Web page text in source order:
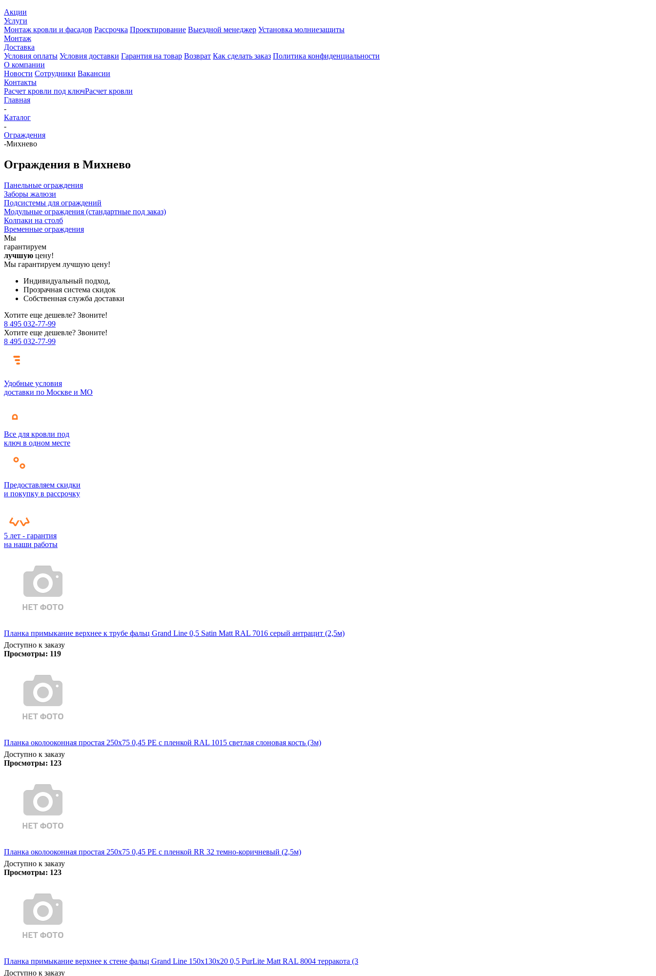
Акции
Услуги
Монтаж кровли и фасадов Рассрочка Проектирование Выездной менеджер Установка молниезащиты
Монтаж
Доставка
Условия оплаты Условия доставки Гарантия на товар Возврат Как сделать заказ Политика конфиденциальности
О компании
Новости Сотрудники Вакансии
Контакты
Расчет кровли под ключРасчет кровли
Главная
-
Каталог
-
Ограждения
-Михнево
Ограждения в Михнево
Панельные ограждения
Заборы жалюзи
Подсистемы для ограждений
Модульные ограждения (стандартные под заказ)
Колпаки на столб
Временные ограждения
Мы
гарантируем
лучшую цену!
Мы гарантируем лучшую цену!
Индивидуальный подход,
Прозрачная система скидок
Собственная служба доставки
Хотите еще дешевле? Звоните!
8 495 032-77-99
Хотите еще дешевле? Звоните!
8 495 032-77-99
Удобные условия
доставки по Москве и МО
Все для кровли под
ключ в одном месте
Предоставляем скидки
и покупку в рассрочку
5 лет - гарантия
на наши работы
Планка примыкание верхнее к трубе фальц Grand Line 0,5 Satin Matt RAL 7016 серый антрацит (2,5м)
Доступно к заказу
Просмотры: 119
Планка околооконная простая 250х75 0,45 PE с пленкой RAL 1015 светлая слоновая кость (3м)
Доступно к заказу
Просмотры: 123
Планка околооконная простая 250х75 0,45 PE с пленкой RR 32 темно-коричневый (2,5м)
Доступно к заказу
Просмотры: 123
Планка примыкание верхнее к стене фальц Grand Line 150х130х20 0,5 PurLite Matt RAL 8004 терракота (3
Доступно к заказу